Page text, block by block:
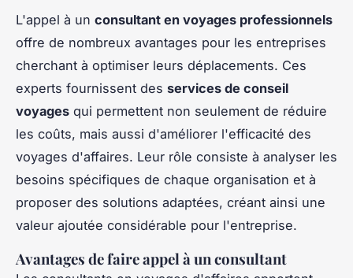
L'appel à un consultant en voyages professionnels
offre de nombreux avantages pour les entreprises
cherchant à optimiser leurs déplacements. Ces
experts fournissent des services de conseil
voyages qui permettent non seulement de réduire
les coûts, mais aussi d'améliorer l'efficacité des
voyages d'affaires. Leur rôle consiste à analyser les
besoins spécifiques de chaque organisation et à
proposer des solutions adaptées, créant ainsi une
valeur ajoutée considérable pour l'entreprise.
Avantages de faire appel à un consultant